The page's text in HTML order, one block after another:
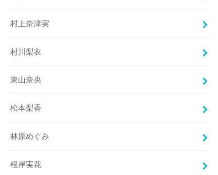
村上奈津実
村川梨衣
東山奈央
松本梨香
林原めぐみ
根岸実花